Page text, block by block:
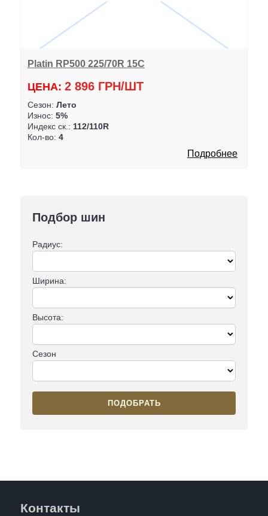
Подбор шин
Радиус:
Ширина:
Высота:
Сезон
ПОДОБРАТЬ
Platin RP500 225/70R 15C
ЦЕНА: 2 896 ГРН/ШТ
Сезон: Лето
Износ: 5%
Индекс ск.: 112/110R
Кол-во: 4
Подробнее
Контакты